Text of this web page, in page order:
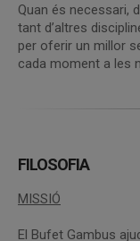
Quan és necessari,
tant d’altres
per oferir un millor
cada moment a les
FILOSOFIA
MISSIÓ
El Bufet Gambus